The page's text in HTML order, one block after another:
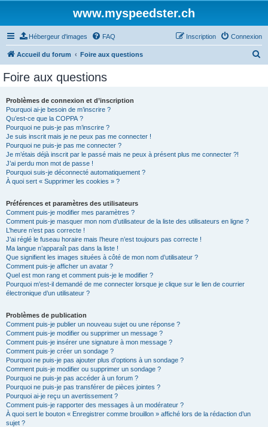
www.myspeedster.ch
Hébergeur d'images FAQ Connexion
Inscription
Accueil du forum Foire aux questions
Foire aux questions
Problèmes de connexion et d’inscription
Pourquoi ai-je besoin de m’inscrire ?
Qu’est-ce que la COPPA ?
Pourquoi ne puis-je pas m’inscrire ?
Je suis inscrit mais je ne peux pas me connecter !
Pourquoi ne puis-je pas me connecter ?
Je m’étais déjà inscrit par le passé mais ne peux à présent plus me connecter ?!
J’ai perdu mon mot de passe !
Pourquoi suis-je déconnecté automatiquement ?
À quoi sert « Supprimer les cookies » ?
Préférences et paramètres des utilisateurs
Comment puis-je modifier mes paramètres ?
Comment puis-je masquer mon nom d’utilisateur de la liste des utilisateurs en ligne ?
L’heure n’est pas correcte !
J’ai réglé le fuseau horaire mais l’heure n’est toujours pas correcte !
Ma langue n’apparaît pas dans la liste !
Que signifient les images situées à côté de mon nom d’utilisateur ?
Comment puis-je afficher un avatar ?
Quel est mon rang et comment puis-je le modifier ?
Pourquoi m’est-il demandé de me connecter lorsque je clique sur le lien de courrier
électronique d’un utilisateur ?
Problèmes de publication
Comment puis-je publier un nouveau sujet ou une réponse ?
Comment puis-je modifier ou supprimer un message ?
Comment puis-je insérer une signature à mon message ?
Comment puis-je créer un sondage ?
Pourquoi ne puis-je pas ajouter plus d’options à un sondage ?
Comment puis-je modifier ou supprimer un sondage ?
Pourquoi ne puis-je pas accéder à un forum ?
Pourquoi ne puis-je pas transférer de pièces jointes ?
Pourquoi ai-je reçu un avertissement ?
Comment puis-je rapporter des messages à un modérateur ?
À quoi sert le bouton « Enregistrer comme brouillon » affiché lors de la rédaction d’un
sujet ?